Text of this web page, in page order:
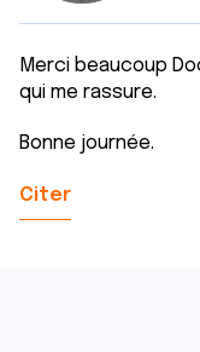
Merci beaucoup
qui me rassure.
Bonne journée.
Citer